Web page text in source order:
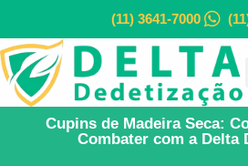
(11) 3641-7000
Cupins de Madeira Seca:
Combater com a Delta